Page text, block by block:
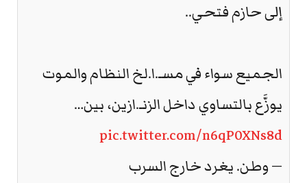
إلى حازم فتحي..
الجميع سواء في مسـ.ا.لخ النظام والموت
يوزَّع بالتساوي داخل الزنـ.ازين، بين…
pic.twitter.com/n6qP0XNs8d
— وطن. يغرد خارج السرب